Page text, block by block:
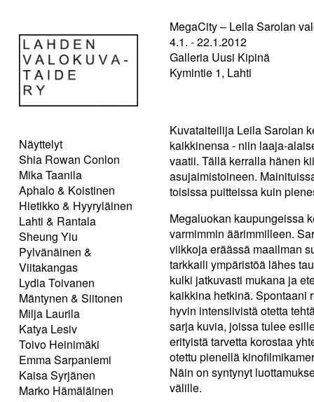
Näyttelyt
Shia Rowan Conlon
Mika Taanila
Aphalo & Koistinen
Hietikko & Hyyryläinen
Lahti & Rantala
Sheung Yiu
Pylvänäinen &
Viitakangas
Lydia Toivanen
Mäntynen & Siitonen
Milja Laurila
Katya Lesiv
Toivo Heinimäki
Emma Sarpaniemi
Kaisa Syrjänen
Marko Hämäläinen
MegaCity – Leila Sarolan
4.1. - 22.1.2012
Galleria Uusi Kipinä
Kymintie 1, Lahti
Kuvataiteilija Leila Sarolan
kaikkinensa - niin laaja-
vaatii. Tällä kerralla hänen
asujaimistoineen.
toisissa puitteissa kuin
Megaluokan kaupungeissa
varmimmin äärimmilleen.
viikkoja eräässä maailman
tarkkaili ympäristöä lähes
kulki jatkuvasti mukana ja
kaikkina hetkinä. Spontaani
hyvin intensiivistä otetta
sarja kuvia, joissa tulee
erityistä tarvetta korostaa
otettu pienellä
Näin on syntynyt
välille.